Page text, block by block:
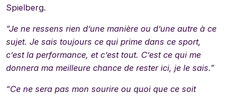
Spielberg.
“Je ne ressens rien d’une manière ou d’une autre à ce
sujet. Je sais toujours ce qui prime dans ce sport,
c’est la performance, et c’est tout. C’est ce qui me
donnera ma meilleure chance de rester ici, je le sais.”
“Ce ne sera pas mon sourire ou quoi que ce soit